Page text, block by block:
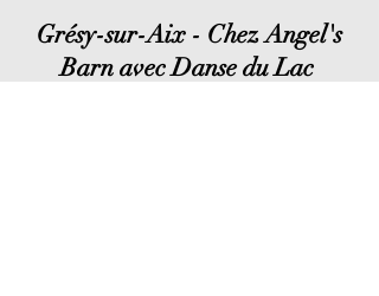
Grésy-sur-Aix - Chez Angel's
Barn avec Danse du Lac